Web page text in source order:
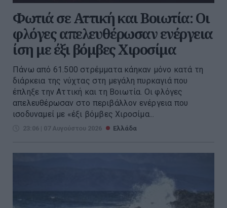
Φωτιά σε Αττική και Βοιωτία: Οι
φλόγες απελευθέρωσαν ενέργεια
ίση με έξι βόμβες Χιροσίμα
Πάνω από 61.500 στρέμματα κάηκαν μόνο κατά τη
διάρκεια της νύχτας στη μεγάλη πυρκαγιά που
έπληξε την Αττική και τη Βοιωτία. Οι φλόγες
απελευθέρωσαν στο περιβάλλον ενέργεια που
ισοδυναμεί με «έξι βόμβες Χιροσίμα...
23:06 | 07 Αυγούστου 2026 Ελλάδα